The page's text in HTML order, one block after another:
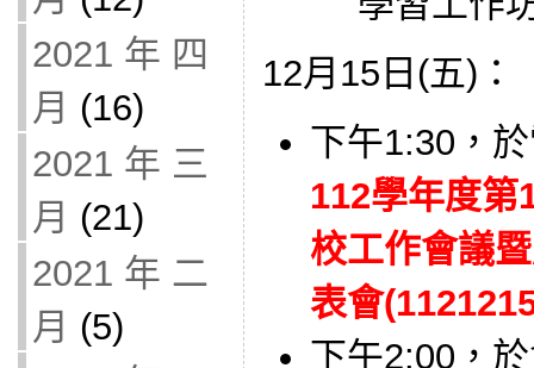
2021 年 四
月 (16)
2021 年 三
月 (21)
2021 年 二
月 (5)
12月15日(五)：
下午1:30，
112學年度第
校工作會議
表會
下午2:00，